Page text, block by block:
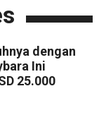
dengan
Ini
25.000